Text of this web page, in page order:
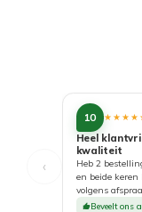
‹
10
Heel
kwaliteit
Heb 2
en beide
volgens
aflevering. Top!
Beveelt ons